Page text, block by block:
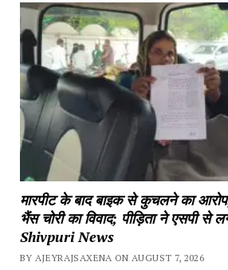
मारपीट के बाद बाइक से कुचलने का
भैंस चोरी का विवाद; पीड़िता ने एसपी से
Shivpuri News
BY AJEYRAJSAXENA ON AUGUST 7, 2026